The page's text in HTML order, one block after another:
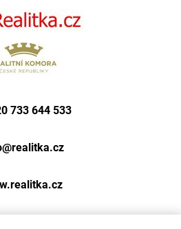
733 644 533
realitka.cz